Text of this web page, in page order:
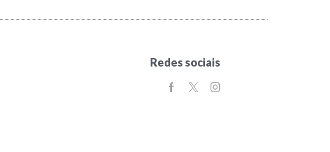
Redes sociais